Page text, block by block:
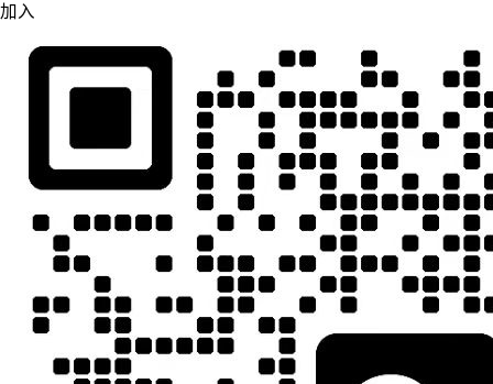
加入